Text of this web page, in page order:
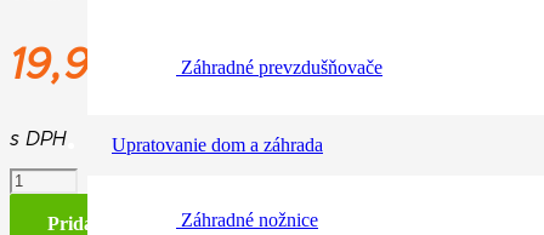
Záhradné prevzdušňovače
Upratovanie dom a záhrada
Záhradné nožnice
19,90
s DPH
množstvo
Pohár
"COFFEPridať do košíka